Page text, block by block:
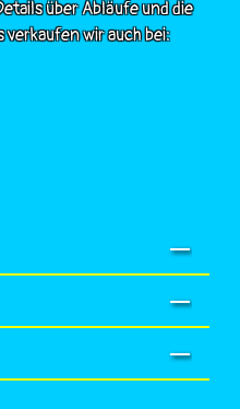
über Abläufe und die
wir auch bei: